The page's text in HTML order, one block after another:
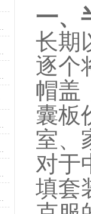
一、
长期
逐个
帽盖
囊板
室、
对于
填套